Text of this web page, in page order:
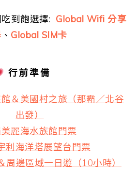
到飽選擇: Global Wifi 分享
、 Global SIM卡
行前準備
＆美國村之旅（那霸／北谷
出發）
麗海水族館門票
利海洋塔展望台門票
周邊區域一日遊（10小時）